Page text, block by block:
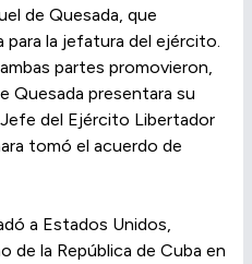
de Quesada, que
la jefatura del ejército.
partes promovieron,
Quesada presentara su
del Ejército Libertador
tomó el acuerdo de
a Estados Unidos,
de la República de Cuba en